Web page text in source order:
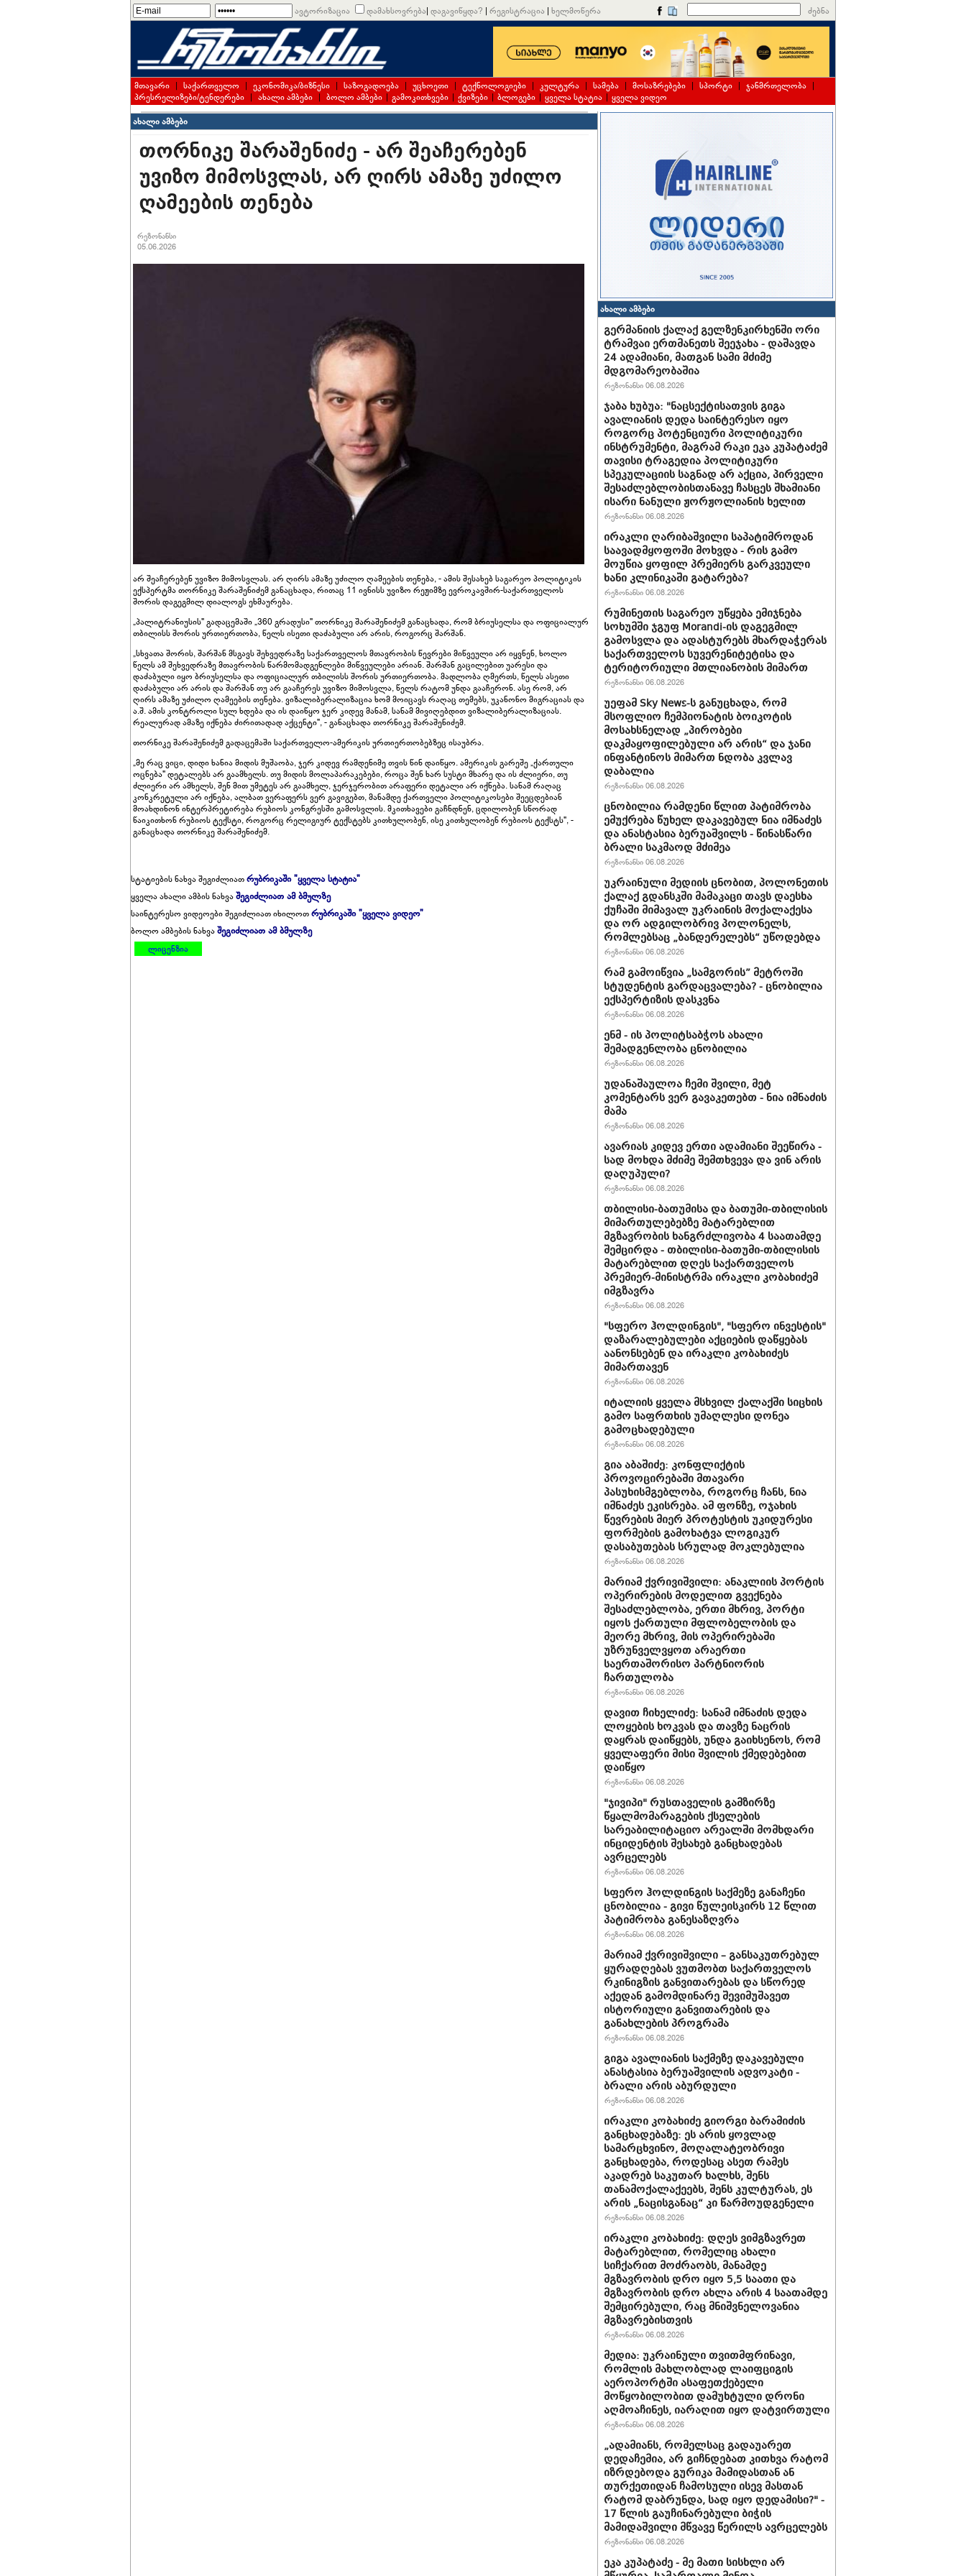
ავტორიზაცია დამახსოვრება| დაგავიწყდა? | რეგისტრაცია | ხელმოწერა ძებნა
მთავარი | საქართველო | ეკონომიკა/ბიზნესი | საზოგადოება | უცხოეთი | ტექნოლოგიები | კულტურა | სამება | მოსაზრებები | სპორტი | ჯანმრთელობა |
პრესრელიზები/ტენდერები | ახალი ამბები | ბოლო ამბები | გამოკითხვები | ქვიზები | ბლოგები | ყველა სტატია | ყველა ვიდეო
ახალი ამბები
თორნიკე შარაშენიძე - არ შეაჩერებენ
უვიზო მიმოსვლას, არ ღირს ამაზე უძილო
ღამეების თენება
რეზონანსი
05.06.2026
არ შეაჩერებენ უვიზო მიმოსვლას. არ ღირს ამაზე უძილო ღამეების თენება, - ამის შესახებ საგარეო პოლიტიკის
ექსპერტმა თორნიკე შარაშენიძემ განაცხადა, რითაც 11 ივნისს უვიზო რეჟიმზე ევროკავშირ-საქართველოს
შორის დაგეგმილ დიალოგს ეხმაურება.
„პალიტრანიუსის" გადაცემაში „360 გრადუსი" თორნიკე შარაშენიძემ განაცხადა, რომ ბრიუსელსა და ოფიციალურ
თბილისს შორის ურთიერთობა, წელს ისეთი დაძაბული არ არის, როგორც შარშან.
„სხვათა შორის, შარშან მსგავს შეხვედრაზე საქართველოს მთავრობის წევრები მიწვეული არ იყვნენ, ხოლო
წელს ამ შეხვედრაზე მთავრობის წარმომადგენლები მიწვეულები არიან. შარშან გაცილებით უარესი და
დაძაბული იყო ბრიუსელსა და ოფიციალურ თბილისს შორის ურთიერთობა. მადლობა ღმერთს, წელს ასეთი
დაძაბული არ არის და შარშან თუ არ გააჩერეს უვიზო მიმოსვლა, წელს რატომ უნდა გააჩერონ. ასე რომ, არ
ღირს ამაზე უძილო ღამეების თენება. ვიზალიბერალიზაცია ხომ მოიცავს რაღაც თემებს, უკანონო მიგრაციას და
ა.შ. ამის კონტროლი სულ ხდება და ის დაიწყო ჯერ კიდევ მანამ, სანამ მივიღებდით ვიზალიბერალიზაციას.
რეალურად ამაზე იქნება ძირითადად აქცენტი", - განაცხადა თორნიკე შარაშენიძემ.
თორნიკე შარაშენიძემ გადაცემაში საქართველო-ამერიკის ურთიერთობებზეც ისაუბრა.
„მე რაც ვიცი, დიდი ხანია მიდის მუშაობა, ჯერ კიდევ რამდენიმე თვის წინ დაიწყო. ამერიკის გარეშე „ქართული
ოცნება" დეტალებს არ გაამხელს. თუ მიდის მოლაპარაკებები, როცა შენ ხარ სუსტი მხარე და ის ძლიერი, თუ
ძლიერი არ ამხელს, შენ მით უმეტეს არ გაამხელ, ჯერჯერობით არაფერი დეტალი არ იქნება. სანამ რაღაც
კონკრეტული არ იქნება, ალბათ ვერაფერს ვერ გავიგებთ, მანამდე ქართველი პოლიტიკოსები შეეცდებიან
მოახდინონ ინტერპრეტირება რუბიოს კონგრესში გამოსვლის. მკითხავები გაჩნდნენ, ცდილობენ სწორად
წაიკითხონ რუბიოს ტექსტი, როგორც რელიგიურ ტექსტებს კითხულობენ, ისე კითხულობენ რუბიოს ტექსტს", -
განაცხადა თორნიკე შარაშენიძემ.
სტატიების ნახვა შეგიძლიათრუბრიკაში "ყველა სტატია"
ყველა ახალი ამბის ნახვაშეგიძლიათ ამ ბმულზე
საინტერესო ვიდეოები შეგიძლიათ იხილოთრუბრიკაში "ყველა ვიდეო"
ბოლო ამბების ნახვაშეგიძლიათ ამ ბმულზე
ლიცენზია
ახალი ამბები
გერმანიის ქალაქ გელზენკირხენში ორი
ტრამვაი ერთმანეთს შეეჯახა - დაშავდა
24 ადამიანი, მათგან სამი მძიმე
მდგომარეობაშია
რეზონანსი 06.08.2026
ჯაბა ხუბუა: "ნაცსექტისათვის გიგა
ავალიანის დედა საინტერესო იყო
როგორც პოტენციური პოლიტიკური
ინსტრუმენტი, მაგრამ რაკი ეკა კუპატაძემ
თავისი ტრაგედია პოლიტიკური
სპეკულაციის საგნად არ აქცია, პირველი
შესაძლებლობისთანავე ჩასცეს შხამიანი
ისარი ნანული ჟორჟოლიანის ხელით
რეზონანსი 06.08.2026
ირაკლი ღარიბაშვილი საპატიმროდან
საავადმყოფოში მოხვდა - რის გამო
მოუწია ყოფილ პრემიერს გარკვეული
ხანი კლინიკაში გატარება?
რეზონანსი 06.08.2026
რუმინეთის საგარეო უწყება ემიჯნება
სოხუმში ჯგუფ Morandi-ის დაგეგმილ
გამოსვლა და ადასტურებს მხარდაჭერას
საქართველოს სუვერენიტეტისა და
ტერიტორიული მთლიანობის მიმართ
რეზონანსი 06.08.2026
უეფამ Sky News-ს განუცხადა, რომ
მსოფლიო ჩემპიონატის ბოიკოტის
მოსახსნელად „პირობები
დაკმაყოფილებული არ არის“ და ჯანი
ინფანტინოს მიმართ ნდობა კვლავ
დაბალია
რეზონანსი 06.08.2026
ცნობილია რამდენი წლით პატიმრობა
ემუქრება წუხელ დაკავებულ ნია იმნაძეს
და ანასტასია ბერუაშვილს - წინასწარი
ბრალი საკმაოდ მძიმეა
რეზონანსი 06.08.2026
უკრაინული მედიის ცნობით, პოლონეთის
ქალაქ გდანსკში მამაკაცი თავს დაესხა
ქუჩაში მიმავალ უკრაინის მოქალაქესა
და ორ ადგილობრივ პოლონელს,
რომლებსაც „ბანდერელებს“ უწოდებდა
რეზონანსი 06.08.2026
რამ გამოიწვია „სამგორის” მეტროში
სტუდენტის გარდაცვალება? - ცნობილია
ექსპერტიზის დასკვნა
რეზონანსი 06.08.2026
ენმ - ის პოლიტსაბჭოს ახალი
შემადგენლობა ცნობილია
რეზონანსი 06.08.2026
უდანაშაულოა ჩემი შვილი, მეტ
კომენტარს ვერ გავაკეთებთ - ნია იმნაძის
მამა
რეზონანსი 06.08.2026
ავარიას კიდევ ერთი ადამიანი შეეწირა -
სად მოხდა მძიმე შემთხვევა და ვინ არის
დაღუპული?
რეზონანსი 06.08.2026
თბილისი-ბათუმისა და ბათუმი-თბილისის
მიმართულებებზე მატარებლით
მგზავრობის ხანგრძლივობა 4 საათამდე
შემცირდა - თბილისი-ბათუმი-თბილისის
მატარებლით დღეს საქართველოს
პრემიერ-მინისტრმა ირაკლი კობახიძემ
იმგზავრა
რეზონანსი 06.08.2026
"სფერო ჰოლდინგის", "სფერო ინვესტის"
დაზარალებულები აქციების დაწყებას
აანონსებენ და ირაკლი კობახიძეს
მიმართავენ
რეზონანსი 06.08.2026
იტალიის ყველა მსხვილ ქალაქში სიცხის
გამო საფრთხის უმაღლესი დონეა
გამოცხადებული
რეზონანსი 06.08.2026
გია აბაშიძე: კონფლიქტის
პროვოცირებაში მთავარი
პასუხისმგებლობა, როგორც ჩანს, ნია
იმნაძეს ეკისრება. ამ ფონზე, ოჯახის
წევრების მიერ პროტესტის უკიდურესი
ფორმების გამოხატვა ლოგიკურ
დასაბუთებას სრულად მოკლებულია
რეზონანსი 06.08.2026
მარიამ ქვრივიშვილი: ანაკლიის პორტის
ოპერირების მოდელით გვექნება
შესაძლებლობა, ერთი მხრივ, პორტი
იყოს ქართული მფლობელობის და
მეორე მხრივ, მის ოპერირებაში
უზრუნველვყოთ არაერთი
საერთაშორისო პარტნიორის
ჩართულობა
რეზონანსი 06.08.2026
დავით ჩიხელიძე: სანამ იმნაძის დედა
ლოყების ხოკვას და თავზე ნაცრის
დაყრას დაიწყებს, უნდა გაიხსენოს, რომ
ყველაფერი მისი შვილის ქმედებებით
დაიწყო
რეზონანსი 06.08.2026
"ჯივიპი" რუსთაველის გამზირზე
წყალმომარაგების ქსელების
სარეაბილიტაციო არეალში მომხდარი
ინციდენტის შესახებ განცხადებას
ავრცელებს
რეზონანსი 06.08.2026
სფერო ჰოლდინგის საქმეზე განაჩენი
ცნობილია - გივი წულეისკირს 12 წლით
პატიმრობა განესაზღვრა
რეზონანსი 06.08.2026
მარიამ ქვრივიშვილი – განსაკუთრებულ
ყურადღებას ვუთმობთ საქართველოს
რკინიგზის განვითარებას და სწორედ
აქედან გამომდინარე შევიმუშავეთ
ისტორიული განვითარების და
განახლების პროგრამა
რეზონანსი 06.08.2026
გიგა ავალიანის საქმეზე დაკავებული
ანასტასია ბერუაშვილის ადვოკატი -
ბრალი არის აბურდული
რეზონანსი 06.08.2026
ირაკლი კობახიძე გიორგი ბარამიძის
განცხადებაზე: ეს არის ყოვლად
სამარცხვინო, მოღალატეობრივი
განცხადება, როდესაც ასეთ რამეს
აკადრებ საკუთარ ხალხს, შენს
თანამოქალაქეებს, შენს კულტურას, ეს
არის „ნაცისგანაც“ კი წარმოუდგენელი
რეზონანსი 06.08.2026
ირაკლი კობახიძე: დღეს ვიმგზავრეთ
მატარებლით, რომელიც ახალი
სიჩქარით მოძრაობს, მანამდე
მგზავრობის დრო იყო 5,5 საათი და
მგზავრობის დრო ახლა არის 4 საათამდე
შემცირებული, რაც მნიშვნელოვანია
მგზავრებისთვის
რეზონანსი 06.08.2026
მედია: უკრაინული თვითმფრინავი,
რომლის მახლობლად ლაიფციგის
აეროპორტში ასაფეთქებელი
მოწყობილობით დამუხტული დრონი
აღმოაჩინეს, იარაღით იყო დატვირთული
რეზონანსი 06.08.2026
„ადამიანს, რომელსაც გადაუარეთ
დედაჩემია, არ გიჩნდებათ კითხვა რატომ
იზრდებოდა გურიკა მამიდასთან ან
თურქეთიდან ჩამოსული ისევ მასთან
რატომ დაბრუნდა, სად იყო დედამისი?" -
17 წლის გაუჩინარებული ბიჭის
მამიდაშვილი მწვავე წერილს ავრცელებს
რეზონანსი 06.08.2026
ეკა კუპატაძე - მე მათი სისხლი არ